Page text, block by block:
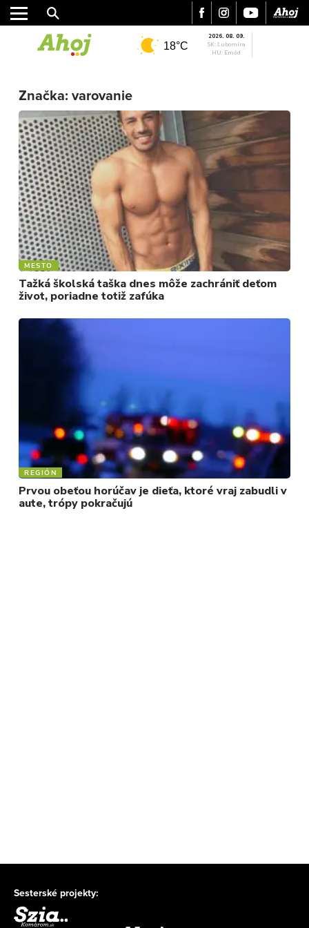
MESTO
REGIÓN
ŠPORT
KULTÚRA
FOTKY
VIDEO
MIX
18°C
2026. 08. 09.
SK: Ľubomíra
HU: Emőd
Značka: varovanie
MESTO
Tažká školská taška dnes môže zachrániť deťom
život, poriadne totiž zafúka
REGIÓN
Prvou obeťou horúčav je dieťa, ktoré vraj zabudli v
aute, trópy pokračujú
Sesterské projekty: